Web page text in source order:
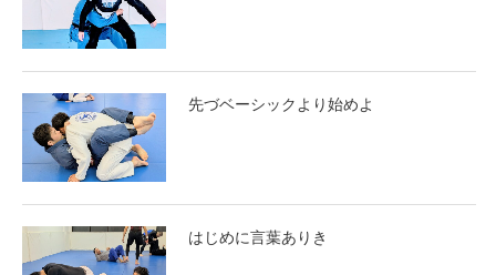
先づベーシックより始めよ
はじめに言葉ありき